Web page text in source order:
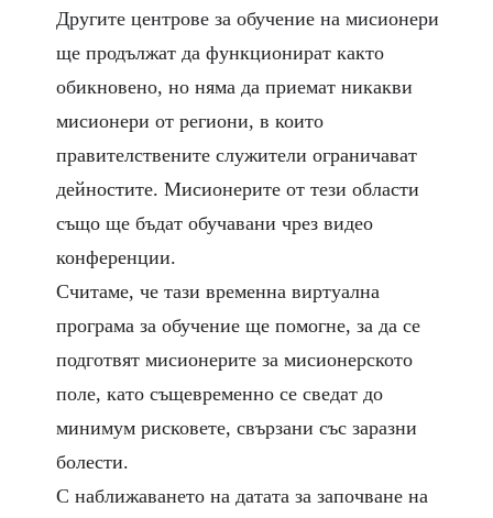
Другите центрове за обучение на мисионери
ще продължат да функционират както
обикновено, но няма да приемат никакви
мисионери от региони, в които
правителствените служители ограничават
дейностите. Мисионерите от тези области
също ще бъдат обучавани чрез видео
конференции.
Считаме, че тази временна виртуална
програма за обучение ще помогне, за да се
подготвят мисионерите за мисионерското
поле, като същевременно се сведат до
минимум рисковете, свързани със заразни
болести.
С наближаването на датата за започване на